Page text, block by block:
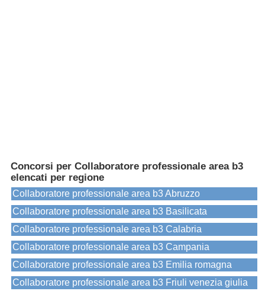
Concorsi per Collaboratore professionale area b3
elencati per regione
Collaboratore professionale area b3 Abruzzo
Collaboratore professionale area b3 Basilicata
Collaboratore professionale area b3 Calabria
Collaboratore professionale area b3 Campania
Collaboratore professionale area b3 Emilia romagna
Collaboratore professionale area b3 Friuli venezia giulia